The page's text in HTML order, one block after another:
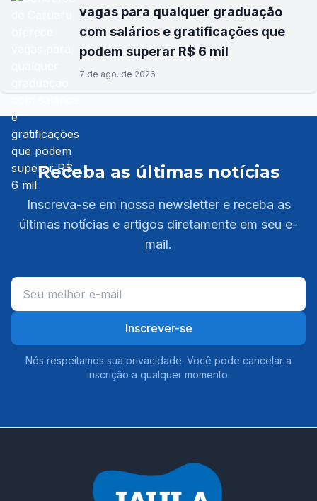
vagas para qualquer graduação
com salários e gratificações que
podem superar R$ 6 mil
7 de ago. de 2026
Receba as últimas notícias
Inscreva-se em nossa newsletter e receba as
últimas notícias e artigos diretamente em seu e-
mail.
Inscrever-se
Nós respeitamos sua privacidade. Você pode cancelar a
inscrição a qualquer momento.